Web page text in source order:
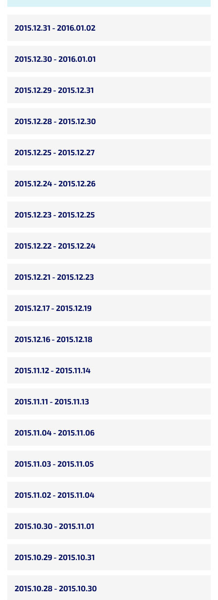
2015.10.28 - 2015.10.30
2015.10.29 - 2015.10.31
2015.10.30 - 2015.11.01
2015.11.02 - 2015.11.04
2015.11.03 - 2015.11.05
2015.11.04 - 2015.11.06
2015.11.11 - 2015.11.13
2015.11.12 - 2015.11.14
2015.12.16 - 2015.12.18
2015.12.17 - 2015.12.19
2015.12.21 - 2015.12.23
2015.12.22 - 2015.12.24
2015.12.23 - 2015.12.25
2015.12.24 - 2015.12.26
2015.12.25 - 2015.12.27
2015.12.28 - 2015.12.30
2015.12.29 - 2015.12.31
2015.12.30 - 2016.01.01
2015.12.31 - 2016.01.02